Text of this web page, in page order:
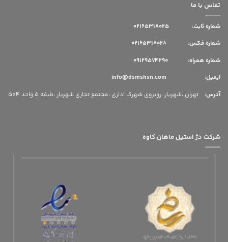
تماس با ما
شماره ثابت:
شماره فکس: 02165318028
شماره همراه: 09129574290
ایمیل: info@dsmshsn.com
آدرس: تهران ،شهریار ،روبروی شهرک اداری ،مجتمع تجاری شهریار ،طبقه 5 واحد 504
شرکت دژ استیل ماهان کاوه